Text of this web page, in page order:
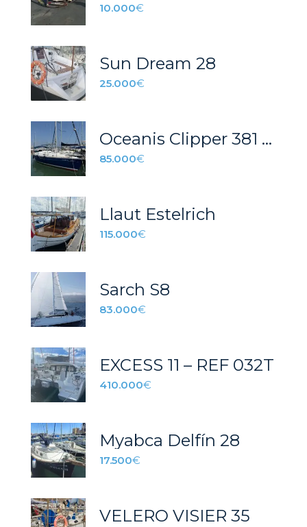
10.000€
Sun Dream 28
25.000€
Oceanis Clipper 381 – REF 042T
85.000€
Llaut Estelrich
115.000€
Sarch S8
83.000€
EXCESS 11 – REF 032T
410.000€
Myabca Delfín 28
17.500€
VELERO VISIER 35